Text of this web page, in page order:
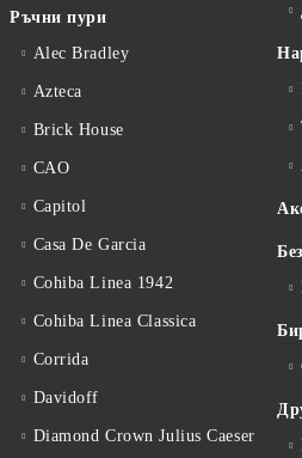
Ръчни пури
Alec Bradley
Azteca
Brick House
CAO
Capitol
Casa De Garcia
Cohiba Linea 1942
Cohiba Linea Classica
Corrida
Davidoff
Diamond Crown Julius Caeser